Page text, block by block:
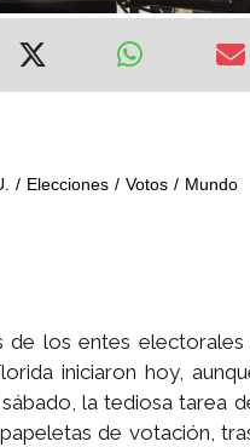
Elecciones Votos Mundo
de los entes
iniciaron hoy,
la tediosa tarea
de votación,